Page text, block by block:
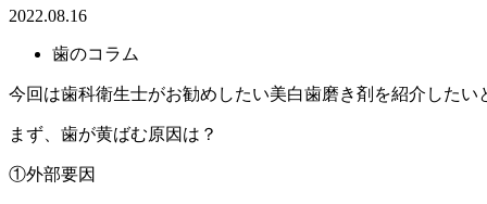
2022.08.16
歯のコラム
今回は歯科衛生士がお勧めしたい美白歯磨き剤を紹介したい
まず、歯が黄ばむ原因は？
①外部要因